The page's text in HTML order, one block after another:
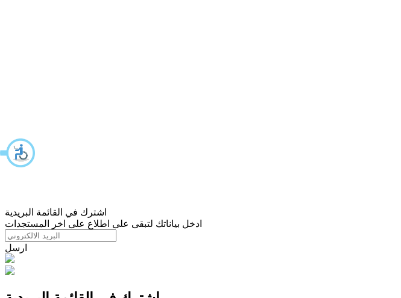
اشترك في القائمة البريدية
ادخل بياناتك لتبقى على اطلاع على اخر المستجدات
ارسل